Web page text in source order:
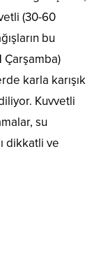
(30-60
bu
Çarşamba)
karla karışık
Kuvvetli
su
dikkatli ve